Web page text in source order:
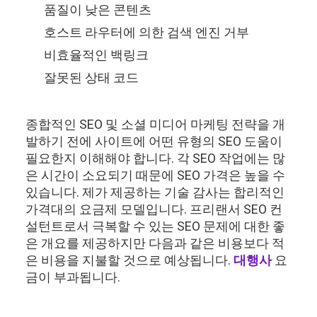
품질이 낮은 콘텐츠
호스트 라우터에 의한 검색 엔진 거부
비효율적인 백링크
잘못된 상태 코드
종합적인 SEO 및 소셜 미디어 마케팅 전략을 개
발하기 전에 사이트에 어떤 유형의 SEO 도움이
필요한지 이해해야 합니다. 각 SEO 작업에는 많
은 시간이 소요되기 때문에 SEO 가격은 높을 수
있습니다. 제가 제공하는 기술 감사는 합리적인
가격대의 요금제 모델입니다. 프리랜서 SEO 컨
설턴트로서 극복할 수 있는 SEO 문제에 대한 좋
은 개요를 제공하지만 다음과 같은 비용보다 적
은 비용을 지불할 것으로 예상됩니다. 대행사요
금이 부과됩니다.